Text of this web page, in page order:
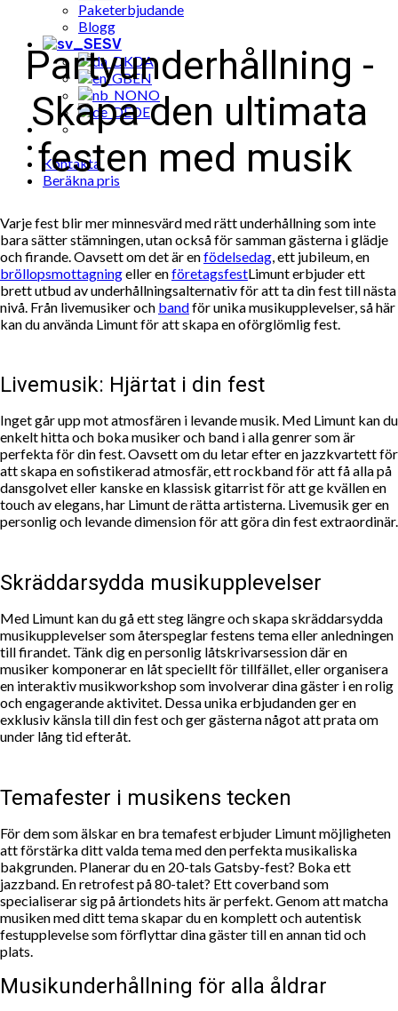
Paketerbjudande
Blogg
SV
DA
EN
NO
DE
Kontakta
Beräkna pris
Partyunderhållning -
Skapa den ultimata
festen med musik
Varje fest blir mer minnesvärd med rätt underhållning som inte
bara sätter stämningen, utan också för samman gästerna i glädje
och firande. Oavsett om det är enfödelsedag, ett jubileum, en
bröllopsmottagningeller enföretagsfestLimunt erbjuder ett
brett utbud av underhållningsalternativ för att ta din fest till nästa
nivå. Från livemusiker och bandför unika musikupplevelser, så här
kan du använda Limunt för att skapa en oförglömlig fest.
Livemusik: Hjärtat i din fest
Inget går upp mot atmosfären i levande musik. Med Limunt kan du
enkelt hitta och boka musiker och band i alla genrer som är
perfekta för din fest. Oavsett om du letar efter en jazzkvartett för
att skapa en sofistikerad atmosfär, ett rockband för att få alla på
dansgolvet eller kanske en klassisk gitarrist för att ge kvällen en
touch av elegans, har Limunt de rätta artisterna. Livemusik ger en
personlig och levande dimension för att göra din fest extraordinär.
Skräddarsydda musikupplevelser
Med Limunt kan du gå ett steg längre och skapa skräddarsydda
musikupplevelser som återspeglar festens tema eller anledningen
till firandet. Tänk dig en personlig låtskrivarsession där en
musiker komponerar en låt speciellt för tillfället, eller organisera
en interaktiv musikworkshop som involverar dina gäster i en rolig
och engagerande aktivitet. Dessa unika erbjudanden ger en
exklusiv känsla till din fest och ger gästerna något att prata om
under lång tid efteråt.
Temafester i musikens tecken
För dem som älskar en bra temafest erbjuder Limunt möjligheten
att förstärka ditt valda tema med den perfekta musikaliska
bakgrunden. Planerar du en 20-tals Gatsby-fest? Boka ett
jazzband. En retrofest på 80-talet? Ett coverband som
specialiserar sig på årtiondets hits är perfekt. Genom att matcha
musiken med ditt tema skapar du en komplett och autentisk
festupplevelse som förflyttar dina gäster till en annan tid och
plats.
Musikunderhållning för alla åldrar